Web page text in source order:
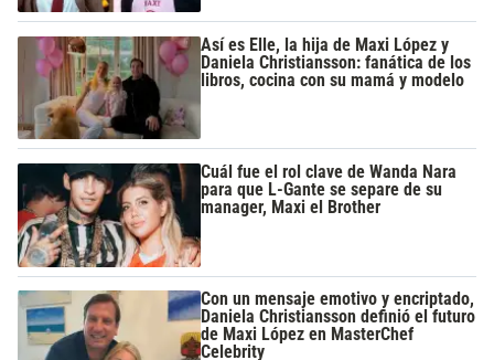
Así es Elle, la hija de Maxi López y
Daniela Christiansson: fanática de los
libros, cocina con su mamá y modelo
Cuál fue el rol clave de Wanda Nara
para que L-Gante se separe de su
manager, Maxi el Brother
Con un mensaje emotivo y encriptado,
Daniela Christiansson definió el futuro
de Maxi López en MasterChef
Celebrity